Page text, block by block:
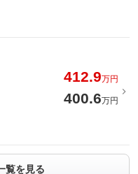
412.9万円
400.6万円
覧を見る